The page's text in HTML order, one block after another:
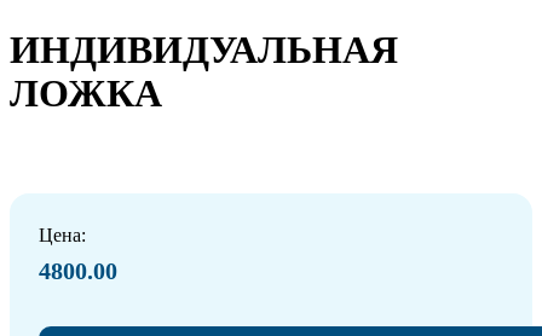
ИНДИВИДУАЛЬНАЯ
ЛОЖКА
Цена:
4800.00